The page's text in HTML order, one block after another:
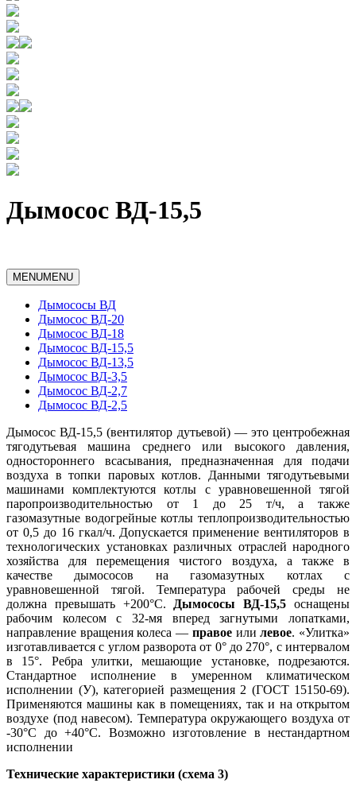
Дымосос ВД-15,5
MENUMENU
Дымососы ВД
Дымосос ВД-20
Дымосос ВД-18
Дымосос ВД-15,5
Дымосос ВД-13,5
Дымосос ВД-3,5
Дымосос ВД-2,7
Дымосос ВД-2,5
Дымосос ВД-15,5 (вентилятор дутьевой) — это центробежная
тягодутьевая машина среднего или высокого давления,
одностороннего всасывания, предназначенная для подачи
воздуха в топки паровых котлов. Данными тягодутьевыми
машинами комплектуются котлы с уравновешенной тягой
паропроизводительностью от 1 до 25 т/ч, а также
газомазутные водогрейные котлы теплопроизводительностью
от 0,5 до 16 гкал/ч. Допускается применение вентиляторов в
технологических установках различных отраслей народного
хозяйства для перемещения чистого воздуха, а также в
качестве дымососов на газомазутных котлах с
уравновешенной тягой. Температура рабочей среды не
должна превышать +200°С.Дымососы ВД-15,5 оснащены
рабочим колесом с 32-мя вперед загнутыми лопатками,
направление вращения колеса — правоеилилевое. «Улитка»
изготавливается с углом разворота от 0° до 270°, с интервалом
в 15°. Ребра улитки, мешающие установке, подрезаются.
Стандартное исполнение в умеренном климатическом
исполнении (У), категорией размещения 2 (ГОСТ 15150-69).
Применяются машины как в помещениях, так и на открытом
воздухе (под навесом). Температура окружающего воздуха от
-30°С до +40°С. Возможно изготовление в нестандартном
исполнении
Технические характеристики (схема 3)